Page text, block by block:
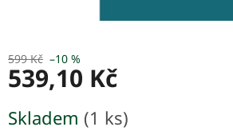
599 Kč –10 %
539,10 Kč
cena:
Skladem (1 ks)